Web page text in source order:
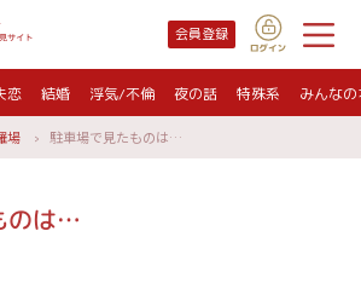
会員登録
恋 結婚 浮気/不倫 夜の話 特殊系 みんな
場 駐車場で見たものは…
のは…